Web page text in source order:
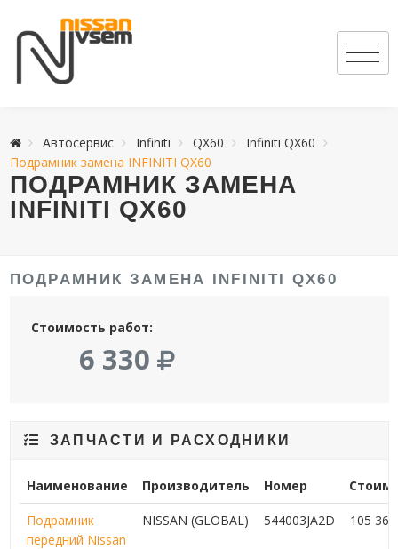
Автосервис Infiniti QX60
Infiniti QX60
Подрамник замена INFINITI QX60
ПОДРАМНИК ЗАМЕНА
INFINITI QX60
ПОДРАМНИК ЗАМЕНА INFINITI QX60
Стоимость работ:
6 330
ЗАПЧАСТИ И РАСХОДНИКИ
Наименование Производитель Номер
Подрамник
передний Nissan
NISSAN (GLOBAL) 544003JA2D 105